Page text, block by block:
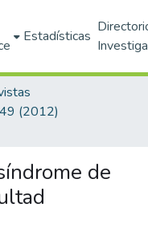
Estadísticas
(2012)
de